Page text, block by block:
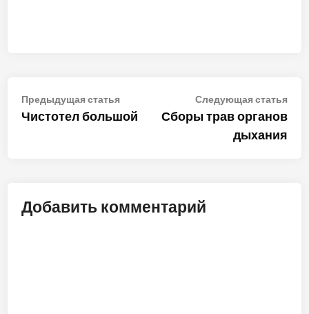
Навигация
по
Предыдущая статьяПредыдущая
статья:
Чистотел большой
Следующая статья
Сборы трав органов
дыхания
Добавить комментарий